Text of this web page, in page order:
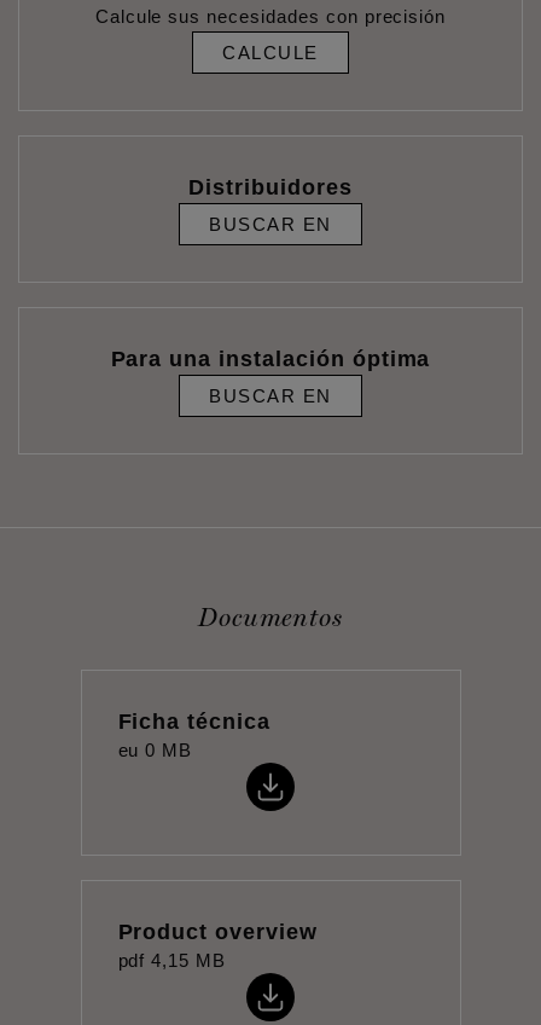
Calcule sus necesidades con precisión
CALCULE
Distribuidores
BUSCAR EN
Para una instalación óptima
BUSCAR EN
Documentos
Ficha técnica
eu 0 MB
Product overview
pdf 4,15 MB